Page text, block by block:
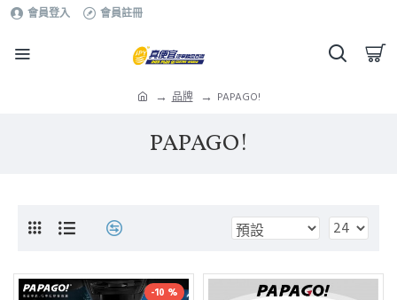
會員登入 會員註冊
品牌 PAPAGO!
PAPAGO!
-10 %